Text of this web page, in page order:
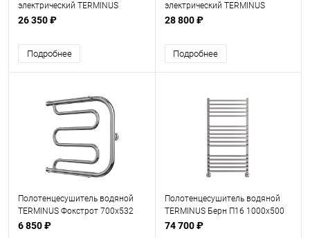
электрический TERMINUS
Енисей П 9 500х700
26 350 ₽
Подробнее
электрический TERMINUS
Ватикан П 9 500х700
28 800 ₽
Подробнее
Полотенцесушитель водяной
TERMINUS Фокстрот 700х532
6 850 ₽
Полотенцесушитель водяной
TERMINUS Берн П16 1000х500
74 700 ₽